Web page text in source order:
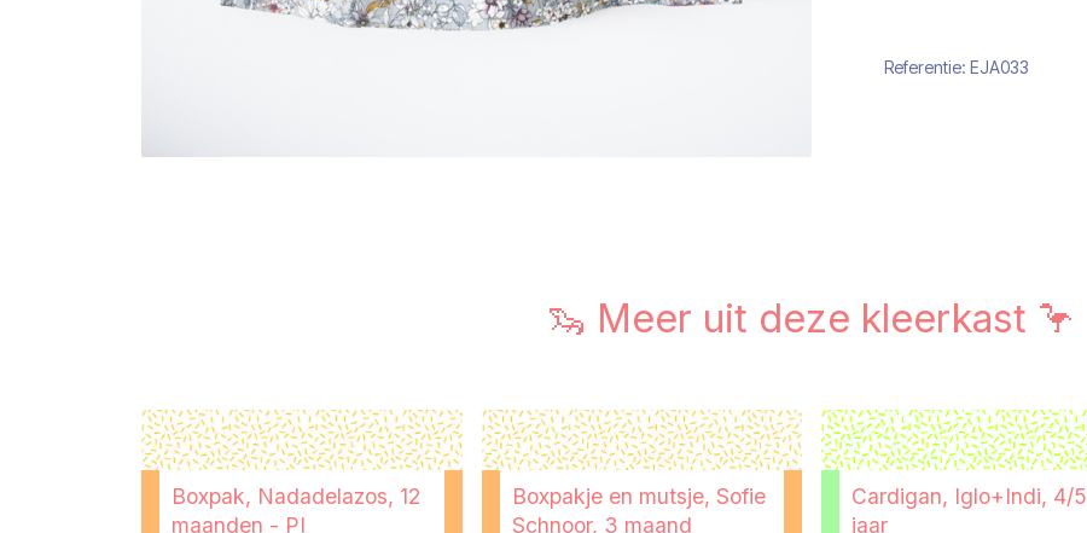
Referentie: EJA033
🦦 Meer uit deze kleerkast 🦩
Boxpak, Nadadelazos, 12
maanden - PI
Boxpakje en mutsje, Sofie
Schnoor, 3 maand
Cardigan, Iglo+Indi, 4/5
jaar